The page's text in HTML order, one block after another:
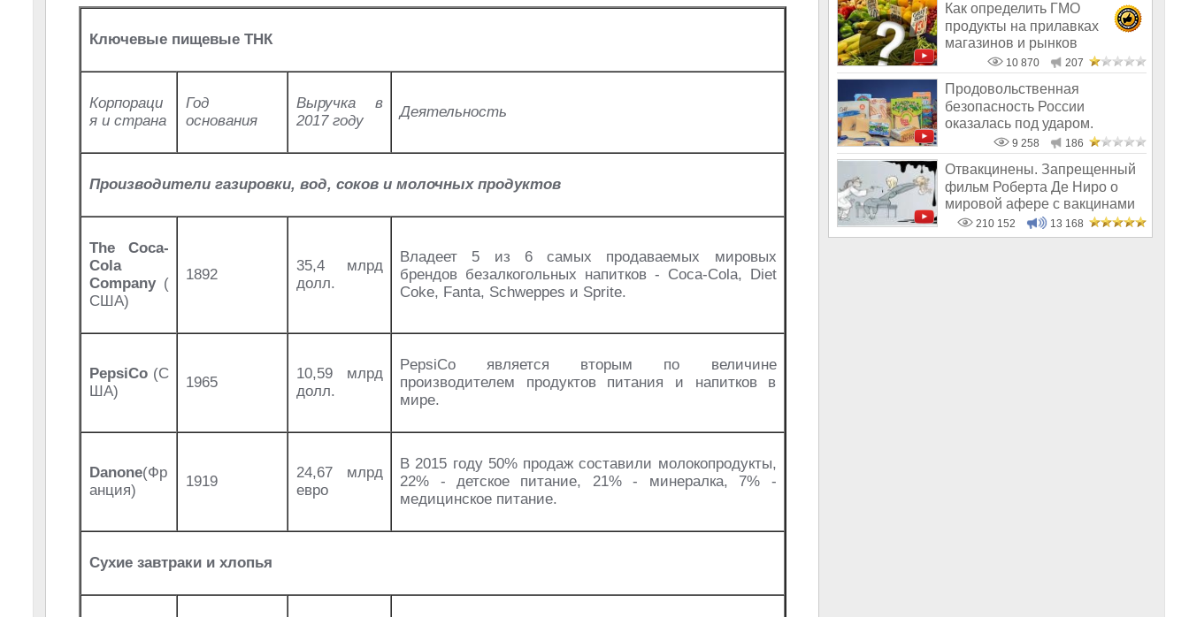
Ключевые пищевые ТНК
Корпораци
я и страна
Год
основания
Выручка в
2017 году
Деятельность
Производители газировки, вод, соков и молочных продуктов
The Coca-
Cola
Company(
США)
1892
35,4 млрд
долл.
Владеет 5 из 6 самых продаваемых мировых
брендов безалкогольных напитков - Coca-Cola, Diet
Coke, Fanta, Schweppes и Sprite.
PepsiCo (С
ША)
1965
10,59 млрд
долл.
PepsiCo является вторым по величине
производителем продуктов питания и напитков в
мире.
Danone(Фр
анция)
1919
24,67 млрд
евро
В 2015 году 50% продаж составили молокопродукты,
22% - детское питание, 21% - минералка, 7% -
медицинское питание.
Сухие завтраки и хлопья
Как определить ГМО
продукты на прилавках
магазинов и рынков
10 870 207
Продовольственная
безопасность России
оказалась под ударом.
9 258 186
Отвакцинены. Запрещенный
фильм Роберта Де Ниро о
мировой афере с вакцинами
210 152 13 168